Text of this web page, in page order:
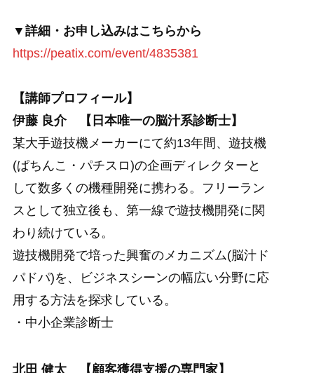
▼詳細・お申し込みはこちらから
https://peatix.com/event/4835381
【講師プロフィール】
伊藤 良介 【日本唯一の脳汁系診断士】
某大手遊技機メーカーにて約13年間、遊技機
(ぱちんこ・パチスロ)の企画ディレクターと
して数多くの機種開発に携わる。フリーラン
スとして独立後も、第一線で遊技機開発に関
わり続けている。
遊技機開発で培った興奮のメカニズム(脳汁ド
パドパ)を、ビジネスシーンの幅広い分野に応
用する方法を探求している。
・中小企業診断士
北田 健太 【顧客獲得支援の専門家】